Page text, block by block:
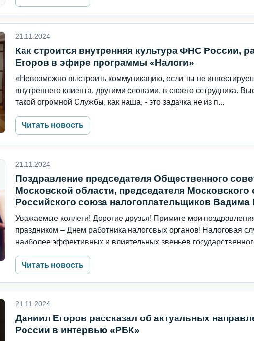
21.11.2024
Как строится внутренняя культура ФНС России,
Егоров в эфире программы «Налоги»
«Невозможно выстроить коммуникацию, если ты не
внутреннего клиента, другими словами, в своего сотрудника.
такой огромной Службы, как наша, - это задачка не из п...
Читать новость
21.11.2024
Поздравление председателя Общественного
Московской области, председателя Московского
Российского союза налогоплательщиков Вадима
Уважаемые коллеги! Дорогие друзья! Примите мои
праздником – Днем работника налоговых органов! Налоговая
наиболее эффективных и влиятельных звеньев
Читать новость
21.11.2024
Даниил Егоров рассказал об актуальных
России в интервью «РБК»